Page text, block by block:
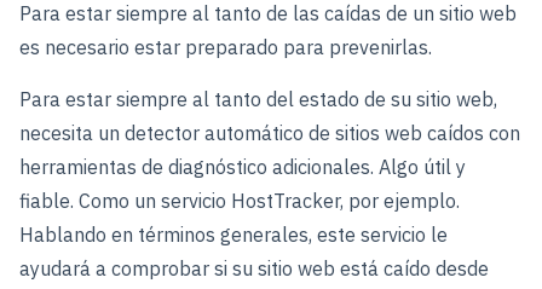
Para estar siempre al tanto de las caídas de un sitio web
es necesario estar preparado para prevenirlas.
Para estar siempre al tanto del estado de su sitio web,
necesita un detector automático de sitios web caídos con
herramientas de diagnóstico adicionales. Algo útil y
fiable. Como un servicio HostTracker, por ejemplo.
Hablando en términos generales, este servicio le
ayudará a comprobar si su sitio web está caído desde